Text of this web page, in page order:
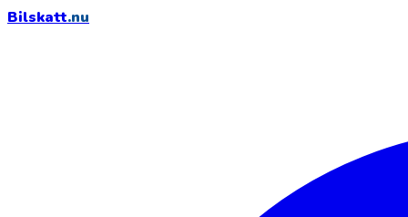
Bilskatt.nu